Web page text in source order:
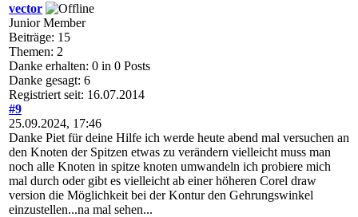
vector
Junior Member
Beiträge: 15
Themen: 2
Danke erhalten: 0 in 0 Posts
Danke gesagt: 6
Registriert seit: 16.07.2014
#9
25.09.2024, 17:46
Danke Piet für deine Hilfe ich werde heute abend mal versuchen an
den Knoten der Spitzen etwas zu verändern vielleicht muss man
noch alle Knoten in spitze knoten umwandeln ich probiere mich
mal durch oder gibt es vielleicht ab einer höheren Corel draw
version die Möglichkeit bei der Kontur den Gehrungswinkel
einzustellen...na mal sehen...